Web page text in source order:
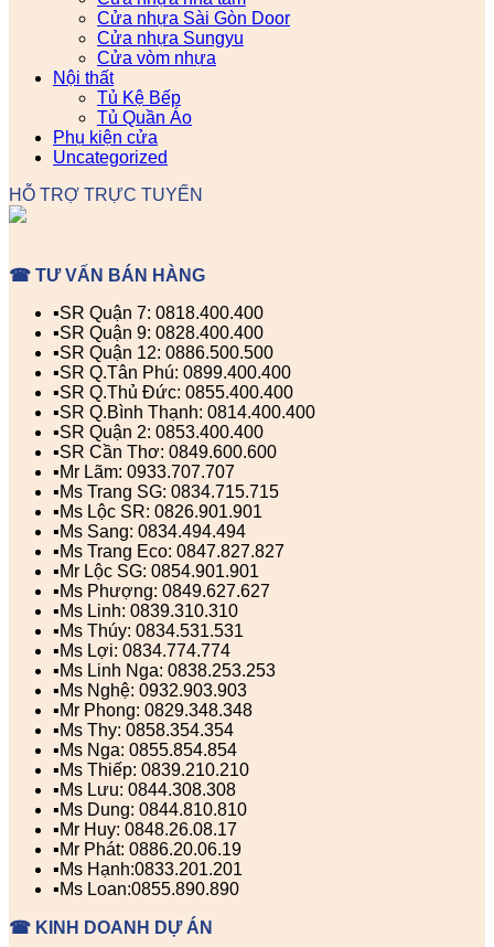
Cửa nhựa Sài Gòn Door
Cửa nhựa Sungyu
Cửa vòm nhựa
Nội thất
Tủ Kệ Bếp
Tủ Quần Áo
Phụ kiện cửa
Uncategorized
HỖ TRỢ TRỰC TUYẾN
☎ TƯ VẤN BÁN HÀNG
▪️SR Quận 7: 0818.400.400
▪️SR Quận 9: 0828.400.400
▪️SR Quận 12: 0886.500.500
▪️SR Q.Tân Phú: 0899.400.400
▪️SR Q.Thủ Đức: 0855.400.400
▪️SR Q.Bình Thạnh: 0814.400.400
▪️SR Quận 2: 0853.400.400
▪️SR Cần Thơ: 0849.600.600
▪️Mr Lãm: 0933.707.707
▪️Ms Trang SG: 0834.715.715
▪️Ms Lộc SR: 0826.901.901
▪️Ms Sang: 0834.494.494
▪️Ms Trang Eco: 0847.827.827
▪️Mr Lộc SG: 0854.901.901
▪️Ms Phượng: 0849.627.627
▪️Ms Linh: 0839.310.310
▪️Ms Thúy: 0834.531.531
▪️Ms Lợi: 0834.774.774
▪️Ms Linh Nga: 0838.253.253
▪️Ms Nghệ: 0932.903.903
▪️Mr Phong: 0829.348.348
▪️Ms Thy: 0858.354.354
▪️Ms Nga: 0855.854.854
▪️Ms Thiếp: 0839.210.210
▪️Ms Lưu: 0844.308.308
▪️Ms Dung: 0844.810.810
▪️Mr Huy: 0848.26.08.17
▪️Mr Phát: 0886.20.06.19
▪️Ms Hạnh:0833.201.201
▪️Ms Loan:0855.890.890
☎ KINH DOANH DỰ ÁN